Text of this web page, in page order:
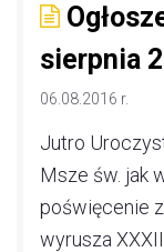
sierpnia
06.08.2016 r.
Jutro
Msze św. jak
poświęcenie
wyrusza